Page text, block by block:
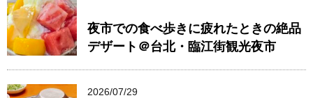
夜市での食べ歩きに疲れたときの絶品
デザート＠台北・臨江街観光夜市
2026/07/29